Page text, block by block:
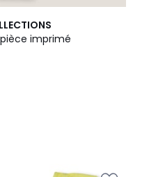
imprimé